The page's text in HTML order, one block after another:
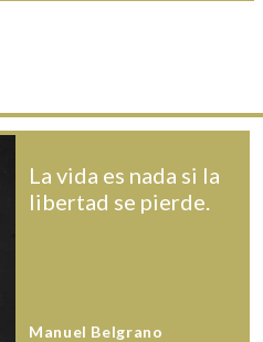
La vida es nada si la
libertad se pierde.
Manuel Belgrano